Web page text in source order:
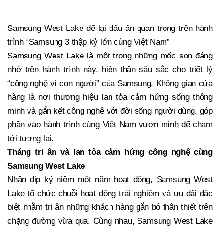
Samsung West Lake để lại dấu ấn quan trọng trên hành
trình “Samsung 3 thập kỷ lớn cùng Việt Nam”
Samsung West Lake là một trong những mốc son đáng
nhớ trên hành trình này, hiện thân sâu sắc cho triết lý
“công nghệ vì con người” của Samsung. Không gian cửa
hàng là nơi thương hiệu lan tỏa cảm hứng sống thông
minh và gắn kết công nghệ với đời sống người dùng, góp
phần vào hành trình cùng Việt Nam vươn mình để chạm
tới tương lai.
Tháng tri ân và lan tỏa cảm hứng công nghệ cùng
Samsung West Lake
Nhân dịp kỷ niệm một năm hoạt động, Samsung West
Lake tổ chức chuỗi hoạt động trải nghiệm và ưu đãi đặc
biệt nhằm tri ân những khách hàng gắn bó thân thiết trên
chặng đường vừa qua. Cùng nhau, Samsung West Lake